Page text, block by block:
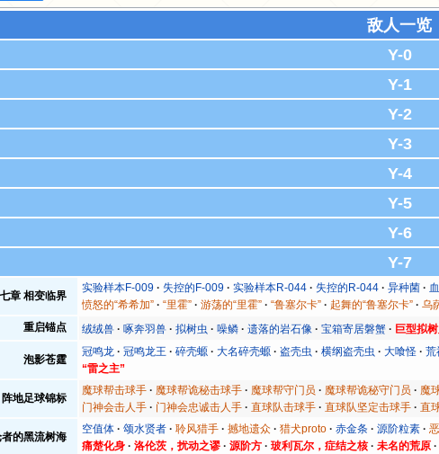
敌人一览
Y-0
Y-1
Y-2
Y-3
Y-4
Y-5
Y-6
Y-7
章 相变临界
实验样本F-009 失控的F-009 实验样本R-044 失控的R-044 异种菌
愤怒的“希希加”
“里霍” 游荡的“里霍” “鲁塞尔卡” 起舞的“鲁塞尔卡” 乌
重启锚点
绒绒兽 啄奔羽兽 拟树虫 噪鳞 遗落的岩石像 宝箱寄居磐蟹 巨型拟
泡影苍霆
冠鸣龙 冠鸣龙王 碎壳螈 大名碎壳螈 盗壳虫 横纲盗壳虫 大喰怪 荒
“雷之主”
阵地足球锦标
魔球帮击球手 魔球帮诡秘击球手 魔球帮守门员 魔球帮诡秘守门员 魔
门神会击人手
门神会忠诚击人手 直球队击球手 直球队坚定击球手 直
的黑流树海
空值体 颂水贤者 聆风猎手 撼地遗众 猎犬proto 赤金条 源阶粒素
痛楚化身
洛伦茨，扰动之谬 源阶方 玻利瓦尔，症结之核 未名的荒原